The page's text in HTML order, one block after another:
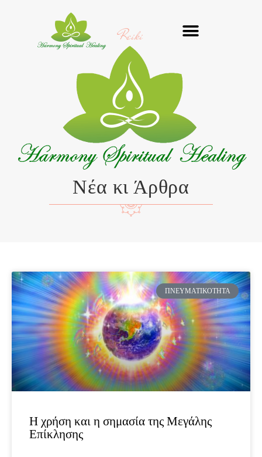
Reiki
Νέα κι Άρθρα
ΠΝΕΥΜΑΤΙΚΌΤΗΤΑ
Η χρήση και η σημασία της Μεγάλης
Επίκλησης